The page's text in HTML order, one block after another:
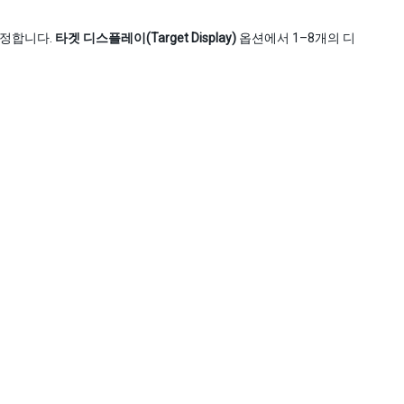
합니다. 타겟 디스플레이(Target Display) 옵션에서 1–8개의 디